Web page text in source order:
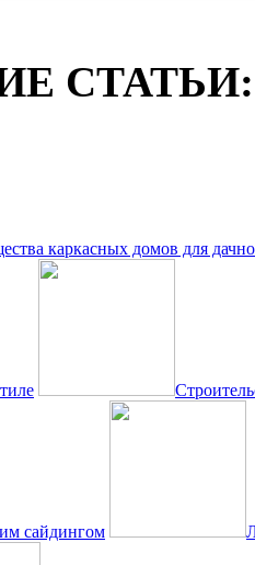
СТАТЬИ:
каркасных домов для
сайдингом